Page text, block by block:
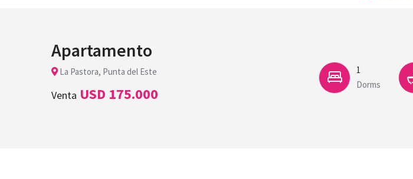
Apartamento
La Pastora, Punta del Este
Venta USD 175.000
1
Dorms